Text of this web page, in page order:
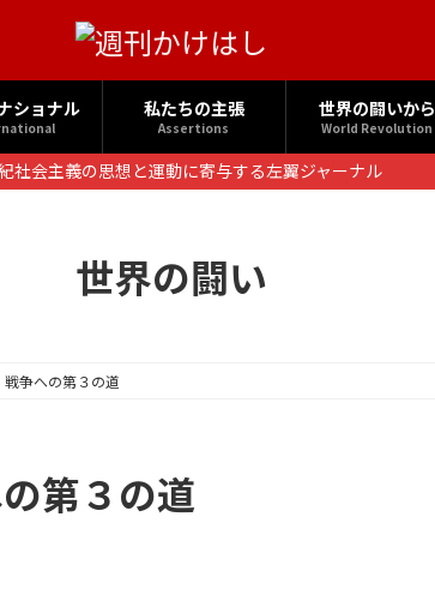
ショナル 私たちの主張
Assertions
世界の闘いから
World Revolution
社会主義の思想と運動に寄与する左翼ジャーナル
世界の闘い
争への第３の道
第３の道